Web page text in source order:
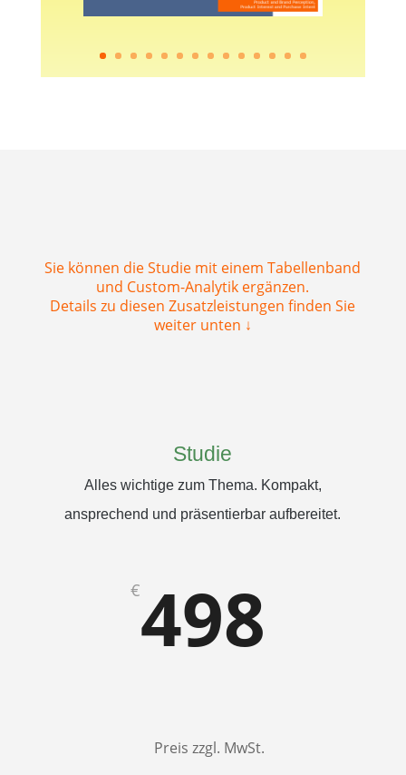
Sie können die Studie mit einem Tabellenband
und Custom-Analytik ergänzen.
Details zu diesen Zusatzleistungen finden Sie
weiter unten ↓
Studie
Alles wichtige zum Thema. Kompakt,
ansprechend und präsentierbar aufbereitet.
€498
Preis zzgl. MwSt.